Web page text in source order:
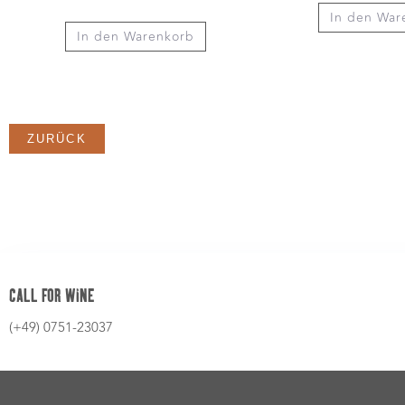
In den Warenkorb
In den
ZURÜCK
CALL FOR WINE
(+49) 0751-23037